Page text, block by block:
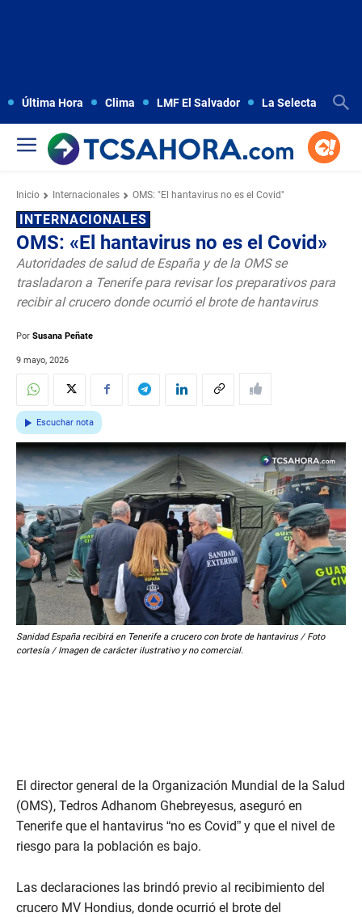
Última Hora Clima LMF El Salvador La Selecta
Inicio Internacionales OMS: "El hantavirus no es el Covid"
INTERNACIONALES
OMS: «El hantavirus no es el Covid»
Autoridades de salud de España y de la OMS se
trasladaron a Tenerife para revisar los preparativos para
recibir al crucero donde ocurrió el brote de hantavirus
Por Susana Peñate
9 mayo, 2026
Escuchar nota
Sanidad España recibirá en Tenerife a crucero con brote de hantavirus / Foto
cortesía / Imagen de carácter ilustrativo y no comercial.
El director general de la Organización Mundial de la Salud
(OMS), Tedros Adhanom Ghebreyesus, aseguró en
Tenerife que el hantavirus “no es Covid” y que el nivel de
riesgo para la población es bajo.
Las declaraciones las brindó previo al recibimiento del
crucero MV Hondius, donde ocurrió el brote del